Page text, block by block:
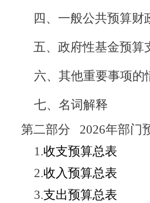
四、 一般公共预算财
五、 政府性基金预算
六、其他重要事项的
七、 名词解释
第二部分
2026年部门
1.收支预算总表
2.收入预算总表
3.支出预算总表